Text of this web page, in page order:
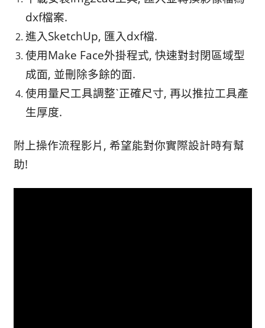
dxf檔案.
進入SketchUp, 匯入dxf檔.
使用Make Face外掛程式, 快速對封閉區域型
成面, 並刪除多餘的面.
使用量尺工具調整ˋ正確尺寸, 再以推拉工具產
生厚度.
附上操作流程影片, 希望能對你實際設計時有幫
助!